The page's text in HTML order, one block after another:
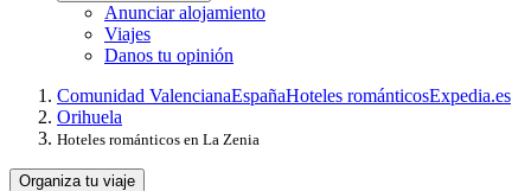
Anunciar alojamiento
Viajes
Danos tu opinión
Comunidad ValencianaEspañaHoteles románticosExpedia.es
Orihuela
Hoteles románticos en La Zenia
Organiza tu viaje